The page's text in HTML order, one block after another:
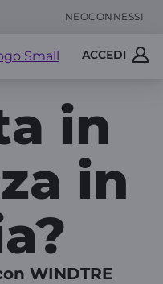
NEOCONNESSI
ACCEDI
in
in
WINDTRE